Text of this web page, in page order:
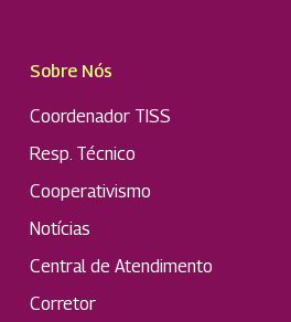
Sobre Nós
Coordenador TISS
Resp. Técnico
Cooperativismo
Notícias
Central de Atendimento
Corretor